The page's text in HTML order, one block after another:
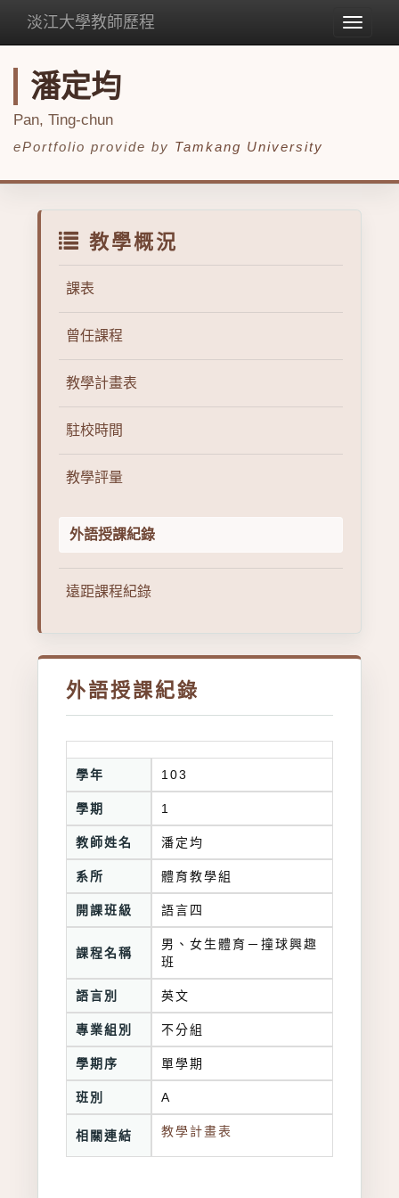
Toggle
淡江大學教師歷程
潘定均
Pan, Ting-chun
ePortfolio provide by Tamkang University
教學概況
課表
曾任課程
教學計畫表
駐校時間
教學評量
外語授課紀錄
遠距課程紀錄
外語授課紀錄
學年 103
學期 1
教師姓名 潘定均
系所 體育教學組
開課班級 語言四
課程名稱
男、女生體育－撞球興趣
班
語言別 英文
專業組別 不分組
學期序 單學期
班別 A
相關連結 教學計畫表